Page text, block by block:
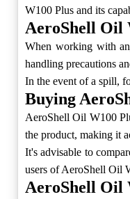
W100 Plus and its
AeroShell Oil
When working with
handling precautions
In the event of a spill,
Buying
AeroShell Oil W100
the product, making it
It's advisable to
users of AeroShell Oil
AeroShell Oil